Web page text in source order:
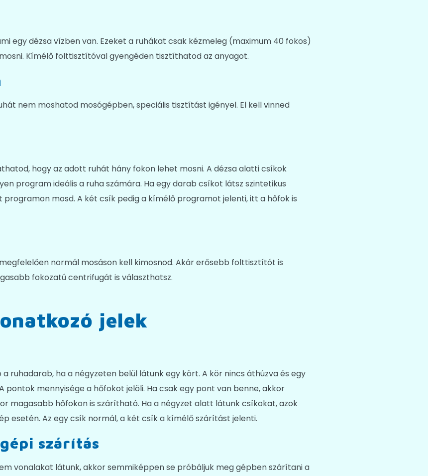
egy dézsa vízben van. Ezeket a ruhákat csak kézmeleg (maximum 40 fokos)
Kímélő folttisztítóval gyengéden tisztíthatod az anyagot.
nem moshatod mosógépben, speciális tisztítást igényel. El kell vinned
hogy az adott ruhát hány fokon lehet mosni. A dézsa alatti csíkok
program ideális a ruha számára. Ha egy darab csíkot látsz szintetikus
mosd. A két csík pedig a kímélő programot jelenti, itt a hőfok is
normál mosáson kell kimosnod. Akár erősebb folttisztítót is
fokozatú centrifugát is választhatsz.
jelek
ruhadarab, ha a négyzeten belül látunk egy kört. A kör nincs áthúzva és egy
mennyisége a hőfokot jelöli. Ha csak egy pont van benne, akkor
magasabb hőfokon is szárítható. Ha a négyzet alatt látunk csíkokat, azok
esetén. Az egy csík normál, a két csík a kímélő szárítást jelenti.
szárítás
vonalakat látunk, akkor semmiképpen se próbáljuk meg gépben szárítani a